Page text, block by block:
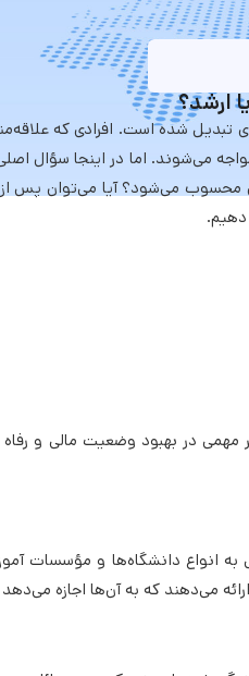
ارشد؟
شده است. افرادی که
می‌شوند. اما در اینجا سؤال
می‌شود؟ آیا می‌توان پس از
دهیم.
در بهبود وضعیت مالی و
به انواع دانشگاه‌ها و مؤسسات
می‌دهند که به آن‌ها اجازه